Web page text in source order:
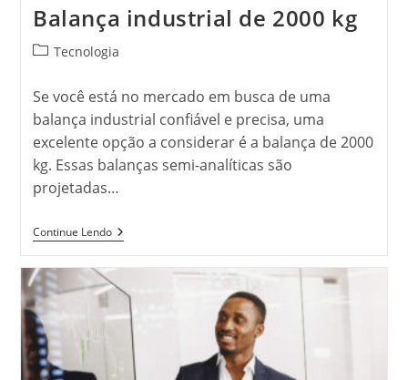
Balança industrial de 2000 kg
Categoria
post:
Tecnologia
Se você está no mercado em busca de uma
balança industrial confiável e precisa, uma
excelente opção a considerar é a balança de 2000
kg. Essas balanças semi-analíticas são
projetadas…
Continue LendoBalança
Industrial
2000
Kg